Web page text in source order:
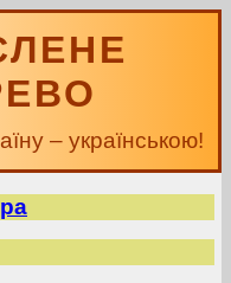
– українською!